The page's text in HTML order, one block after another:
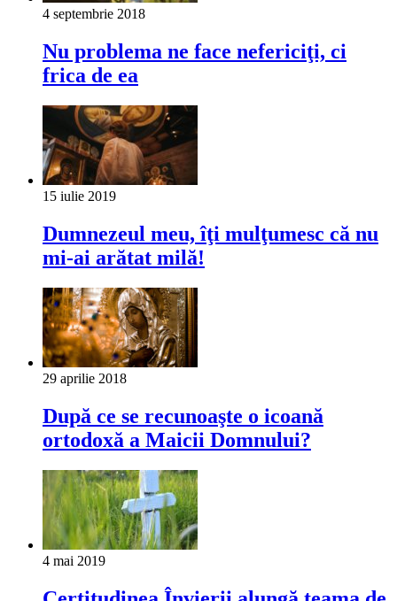
4 septembrie 2018
Nu problema ne face nefericiţi, ci
frica de ea
15 iulie 2019
Dumnezeul meu, îţi mulţumesc că nu
mi-ai arătat milă!
29 aprilie 2018
După ce se recunoaşte o icoană
ortodoxă a Maicii Domnului?
4 mai 2019